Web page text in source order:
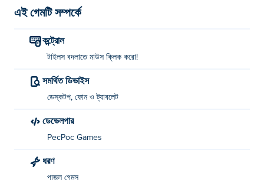
এই গেমটি সম্পর্কে
কন্ট্রোল
টাইলস বদলাতে মাউস ক্লিক করো!
সমর্থিত ডিভাইস
ডেস্কটপ, ফোন ও ট্যাবলেট
ডেভেলপার
PecPoc Games
ধরণ
পাজল গেমস